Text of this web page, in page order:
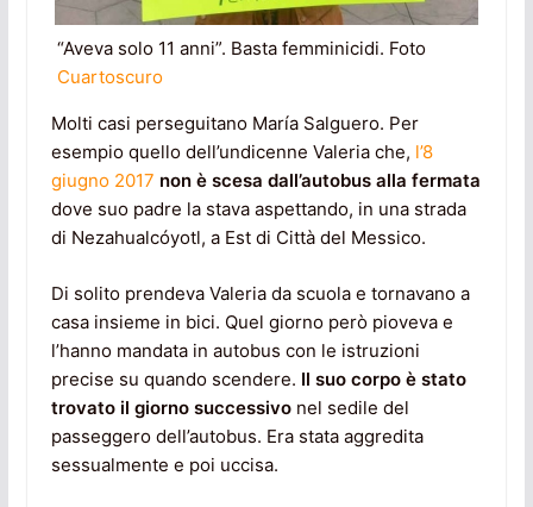
“Aveva solo 11 anni”. Basta femminicidi. Foto
Cuartoscuro
Molti casi perseguitano María Salguero. Per
esempio quello dell’undicenne Valeria che, l’8
giugno 2017 non è scesa dall’autobus alla fermata
dove suo padre la stava aspettando, in una strada
di Nezahualcóyotl, a Est di Città del Messico.
Di solito prendeva Valeria da scuola e tornavano a
casa insieme in bici. Quel giorno però pioveva e
l’hanno mandata in autobus con le istruzioni
precise su quando scendere. Il suo corpo è stato
trovato il giorno successivonel sedile del
passeggero dell’autobus. Era stata aggredita
sessualmente e poi uccisa.